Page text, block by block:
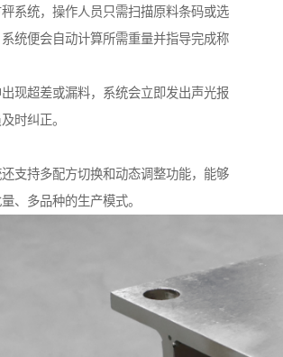
系统，操作人员只需扫描原料条码或选
统便会自动计算所需重量并指导完成称
现超差或漏料，系统会立即发出声光报
时纠正。
支持多配方切换和动态调整功能，能够
、多品种的生产模式。